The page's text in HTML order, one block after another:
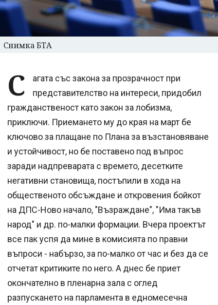
Снимка БТА
С
агата със закона за прозрачност при
представителство на интереси, придобил
гражданственост като закон за лобизма,
приключи. Приемането му до края на март бе
ключово за плащане по Плана за възстановяване
и устойчивост, но бе поставено под въпрос
заради надпреварата с времето, десетките
негативни становища, постъпили в хода на
общественото обсъждане и откровения бойкот
на ДПС-Ново начало, "Възраждане", "Има такъв
народ" и др. по-малки формации. Вчера проектът
все пак успя да мине в комисията по правни
въпроси - набързо, за по-малко от час и без да се
отчетат критиките по него. А днес бе приет
окончателно в пленарна зала с оглед
разпускането на парламента в едномесечна